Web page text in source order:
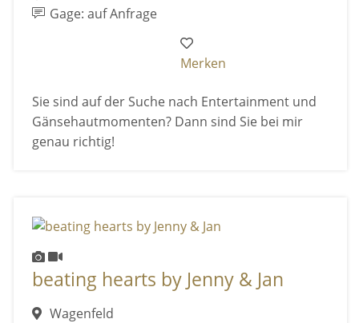
Gage: auf Anfrage
Merken
Sie sind auf der Suche nach Entertainment und
Gänsehautmomenten? Dann sind Sie bei mir
genau richtig!
beating hearts by Jenny & Jan
Wagenfeld